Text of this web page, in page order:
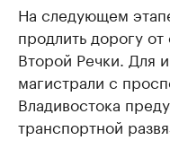
На следующем
продлить дорогу
Второй Речки. Для
магистрали с
Владивостока
транспортной